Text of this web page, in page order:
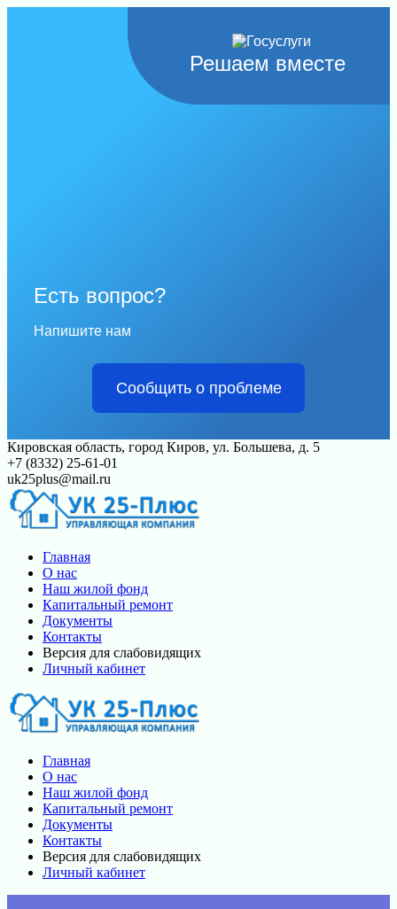
Решаем вместе
Есть вопрос?
Напишите нам
Сообщить о проблеме
Перейти
к
контенту
Кировская область, город Киров, ул. Большева, д. 5
+7 (8332) 25-61-01
uk25plus@mail.ru
Главная
О нас
Наш жилой фонд
Капитальный ремонт
Документы
Контакты
Версия для слабовидящих
Личный кабинет
Главная
О нас
Наш жилой фонд
Капитальный ремонт
Документы
Контакты
Версия для слабовидящих
Личный кабинет